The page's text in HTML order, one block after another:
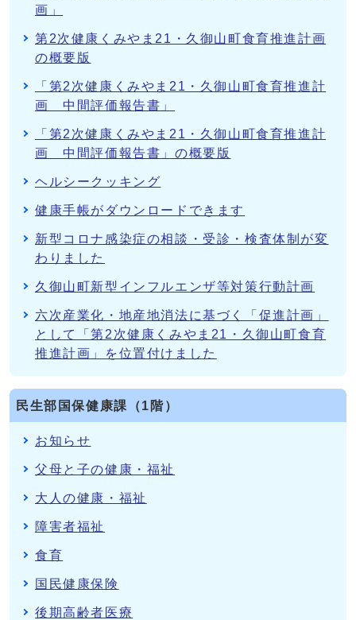
画」
第2次健康くみやま21・久御山町食育推進計画
の概要版
「第2次健康くみやま21・久御山町食育推進計
画 中間評価報告書」
「第2次健康くみやま21・久御山町食育推進計
画 中間評価報告書」の概要版
ヘルシークッキング
健康手帳がダウンロードできます
新型コロナ感染症の相談・受診・検査体制が変
わりました
久御山町新型インフルエンザ等対策行動計画
六次産業化・地産地消法に基づく「促進計画」
として「第2次健康くみやま21・久御山町食育
推進計画」を位置付けました
民生部国保健康課（1階）
お知らせ
父母と子の健康・福祉
大人の健康・福祉
障害者福祉
食育
国民健康保険
後期高齢者医療